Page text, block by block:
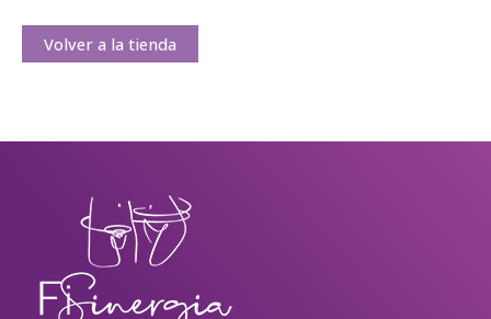
Volver a la tienda